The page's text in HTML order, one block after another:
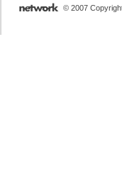
© 2007